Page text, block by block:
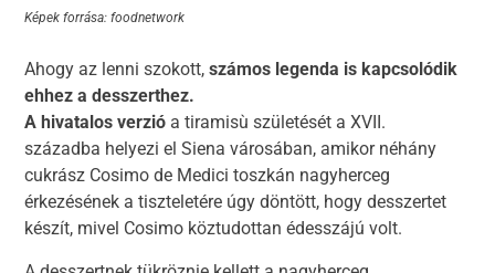
Képek forrása: foodnetwork
Ahogy az lenni szokott,számos legenda is kapcsolódik
ehhez a desszerthez.
A hivatalos verzió a tiramisù születését a XVII.
századba helyezi el Siena városában, amikor néhány
cukrász Cosimo de Medici toszkán nagyherceg
érkezésének a tiszteletére úgy döntött, hogy desszertet
készít, mivel Cosimo köztudottan édesszájú volt.